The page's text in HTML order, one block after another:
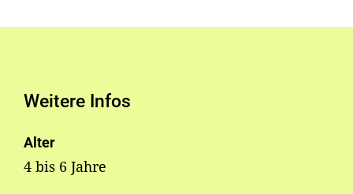
Weitere Infos
Alter
4 bis 6 Jahre